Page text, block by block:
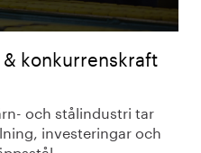
konkurrenskraft
och stålindustri tar
investeringar och